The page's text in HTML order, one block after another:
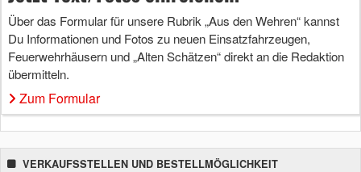
Über das Formular für unsere Rubrik „Aus den Wehren“ kannst
Du Informationen und Fotos zu neuen Einsatzfahrzeugen,
Feuerwehrhäusern und „Alten Schätzen“ direkt an die Redaktion
übermitteln.
Zum Formular
VERKAUFSSTELLEN UND BESTELLMÖGLICHKEIT